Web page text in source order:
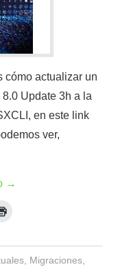
cómo actualizar un
Update 3h a la
en este link
ver,
→
, Migraciones,